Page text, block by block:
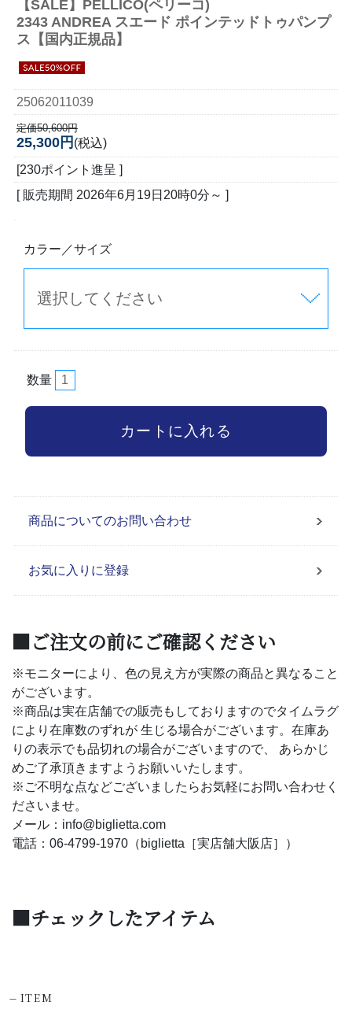
【SALE】
PELLICO(ペリーコ)
2343 ANDREA スエード ポインテッドトゥパンプ
ス【国内正規品】
25062011039
定価50,600円
25,300円 (税込)
[230ポイント進呈 ]
[ 販売期間 2026年6月19日20時0分 ～ ]
カラー／サイズ
数量
商品についてのお問い合わせ
お気に入りに登録
■ご注文の前にご確認ください
※モニターにより、色の見え方が実際の商品と異なること
がございます。
※商品は実在店舗での販売もしておりますのでタイムラグ
により在庫数のずれが 生じる場合がございます。在庫あ
りの表示でも品切れの場合がございますので、 あらかじ
めご了承頂きますようお願いいたします。
※ご不明な点などございましたらお気軽にお問い合わせく
ださいませ。
メール：info@biglietta.com
電話：06-4799-1970（biglietta［実店舗大阪店］）
■チェックしたアイテム
-ITEM